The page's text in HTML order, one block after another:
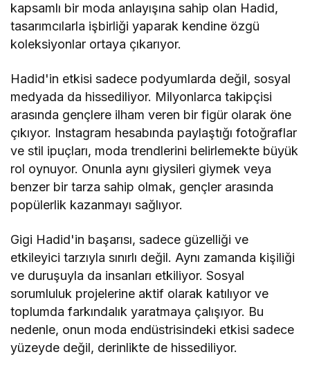
kapsamlı bir moda anlayışına sahip olan Hadid,
tasarımcılarla işbirliği yaparak kendine özgü
koleksiyonlar ortaya çıkarıyor.
Hadid'in etkisi sadece podyumlarda değil, sosyal
medyada da hissediliyor. Milyonlarca takipçisi
arasında gençlere ilham veren bir figür olarak öne
çıkıyor. Instagram hesabında paylaştığı fotoğraflar
ve stil ipuçları, moda trendlerini belirlemekte büyük
rol oynuyor. Onunla aynı giysileri giymek veya
benzer bir tarza sahip olmak, gençler arasında
popülerlik kazanmayı sağlıyor.
Gigi Hadid'in başarısı, sadece güzelliği ve
etkileyici tarzıyla sınırlı değil. Aynı zamanda kişiliği
ve duruşuyla da insanları etkiliyor. Sosyal
sorumluluk projelerine aktif olarak katılıyor ve
toplumda farkındalık yaratmaya çalışıyor. Bu
nedenle, onun moda endüstrisindeki etkisi sadece
yüzeyde değil, derinlikte de hissediliyor.